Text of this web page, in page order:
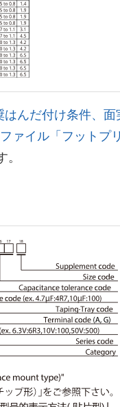
はんだ付け条件、面
ァイル「フットプ